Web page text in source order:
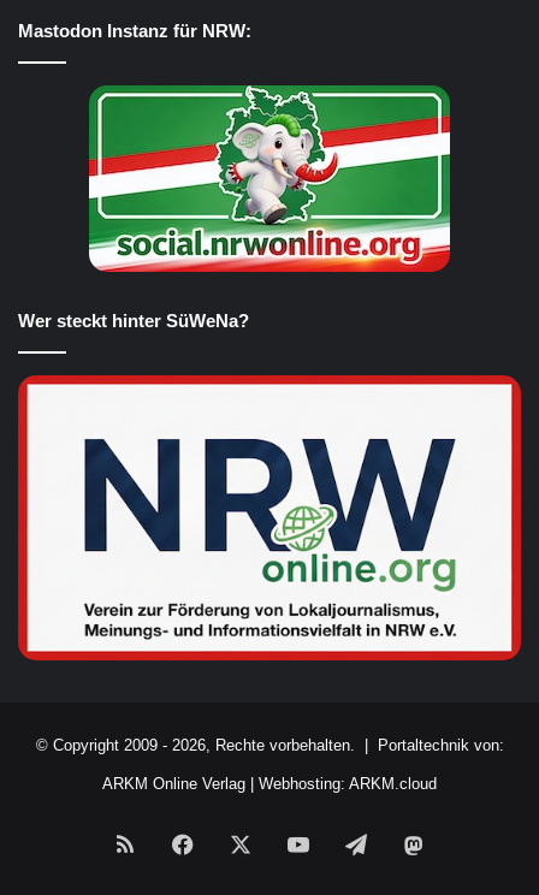
Mastodon Instanz für NRW:
Wer steckt hinter SüWeNa?
© Copyright 2009 - 2026, Rechte vorbehalten. | Portaltechnik von:
ARKM Online Verlag Webhosting: ARKM.cloud
RSS Facebook YouTubeTelegram